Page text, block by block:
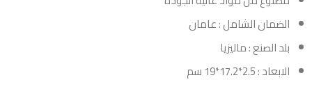
الضمان الشامل : عامان
بلد الصنع : ماليزيا
الابعاد : ‎19*17.2*2.5 سم